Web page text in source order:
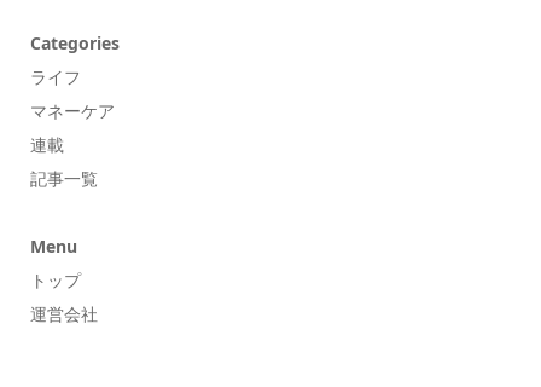
Categories
ライフ
マネーケア
連載
記事一覧
Menu
トップ
運営会社